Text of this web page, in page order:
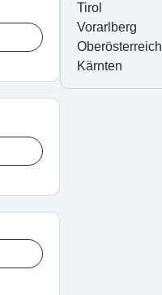
Tirol
Vorarlberg
Oberösterreich
Kärnten